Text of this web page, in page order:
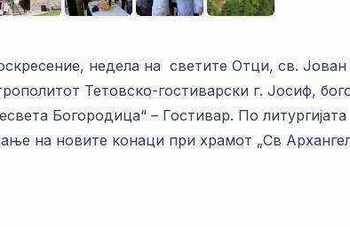
недела на светите Отци, св. Јован
Тетовско-гостиварски г. Јосиф,
Богородица“ – Гостивар. По литургијата
на новите конаци при храмот „Св